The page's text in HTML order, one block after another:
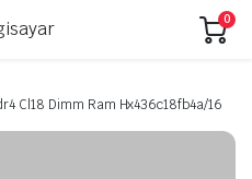
0
Cl18 Dimm Ram Hx436c18fb4a/16